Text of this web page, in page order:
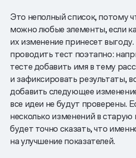
Это неполный список, потому
можно любые элементы, если
их изменение принесет
проводить тест поэтапно:
тесте добавить имя в тему
и зафиксировать результаты,
добавить следующее
все идеи не будут проверены.
несколько изменений в старую
будет точно сказать, что
на улучшение показателей.